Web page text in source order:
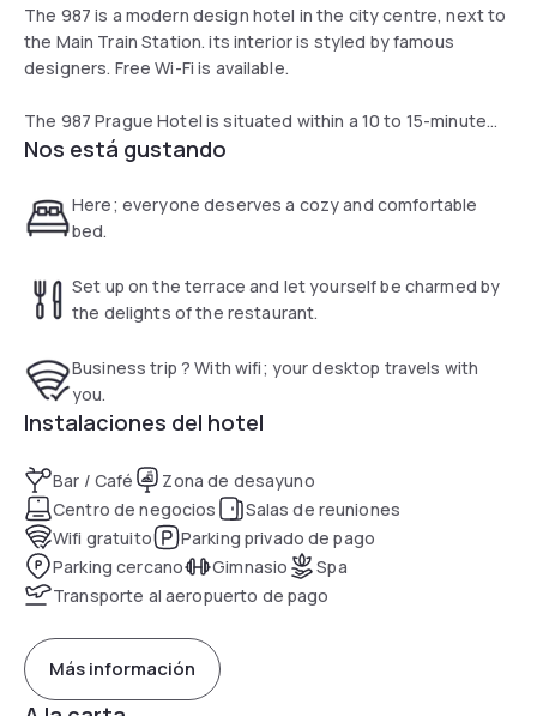
The 987 is a modern design hotel in the city centre, next to
the Main Train Station. its interior is styled by famous
designers. Free Wi-Fi is available.
The 987 Prague Hotel is situated within a 10 to 15-minute
walk of all major historical attractions, including Wenceslas
Nos está gustando
Here; everyone deserves a cozy and comfortable
bed.
Set up on the terrace and let yourself be charmed by
the delights of the restaurant.
Business trip ? With wifi; your desktop travels with
you.
Instalaciones del hotel
Bar / Café
Zona de desayuno
Centro de negocios
Salas de reuniones
Wifi gratuito
Parking privado de pago
Parking cercano
Gimnasio
Spa
Transporte al aeropuerto de pago
Más información